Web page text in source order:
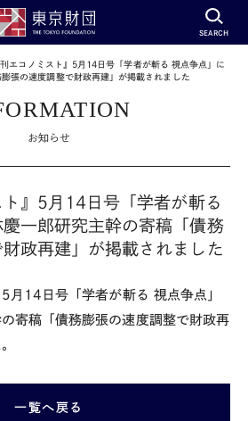
SEARCH
刊エコノミスト』5月14日号「学者が斬る 視点争点」に
張の速度調整で財政再建」が掲載されました
お知らせ
ト』5月14日号「学者が斬る
一郎研究主幹の寄稿「債務
政再建」が掲載されました
5月14日号「学者が斬る 視点争点」
寄稿「債務膨張の速度調整で財政再
一覧へ戻る